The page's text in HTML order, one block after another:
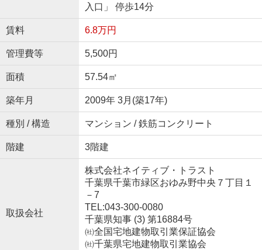
入口」 停歩14分
賃料 6.8万円
管理費等 5,500円
面積 57.54㎡
築年月 2009年 3月(築17年)
種別 / 構造 マンション / 鉄筋コンクリート
階建 3階建
取扱会社
株式会社ネイティブ・トラスト
千葉県千葉市緑区おゆみ野中央７丁目１
－7
TEL:043-300-0080
千葉県知事 (3) 第16884号
㈳全国宅地建物取引業保証協会
㈳千葉県宅地建物取引業協会